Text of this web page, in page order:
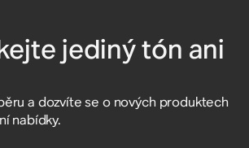
jediný tón ani
a dozvíte se o nových produktech
nabídky.